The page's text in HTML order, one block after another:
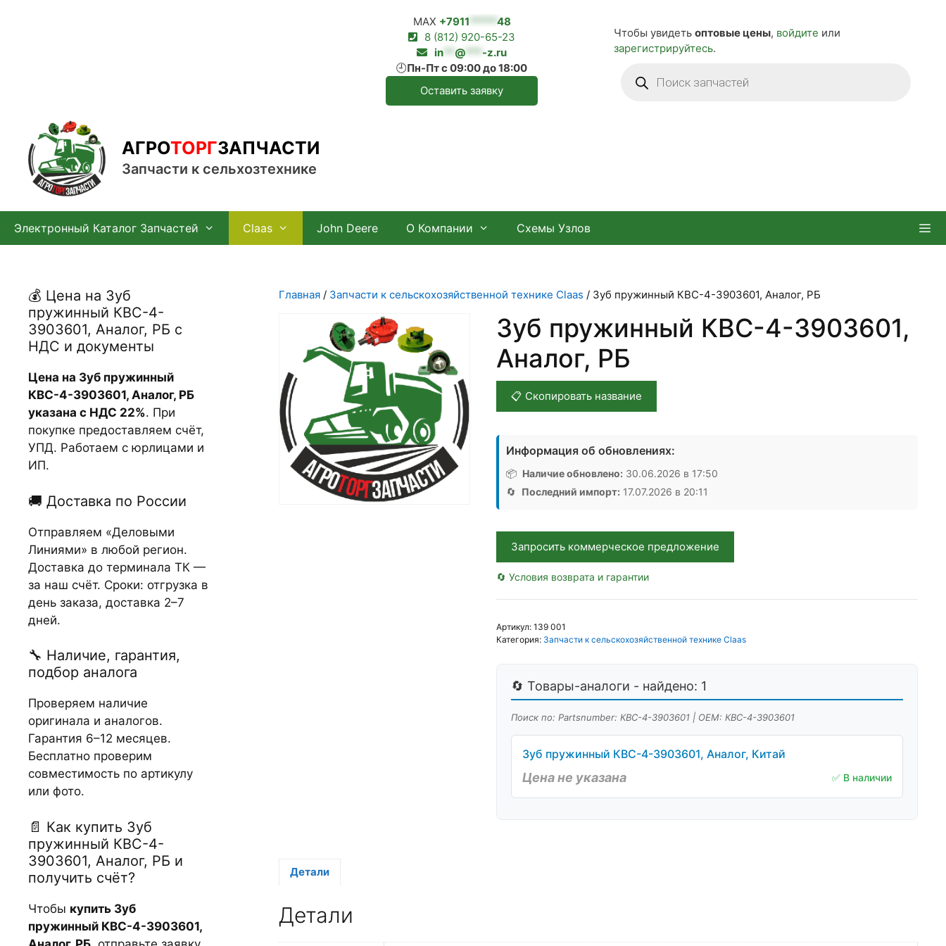
MAX +7911 *****48
8 (812) 920-65-23
in ** @ *** -z.ru
🕘Пн-Пт с 09:00 до 18:00
Оставить заявку
Чтобы увидеть оптовые цены, войдите или
зарегистрируйтесь.
товаров
АГРОТОРГЗАПЧАСТИ
Запчасти к сельхозтехнике
Электронный Каталог Запчастей Claas John Deere О Компании Схемы Узлов
Главная / Запчасти к сельскохозяйственной технике Claas / Зуб пружинный КВС-4-3903601, Аналог, РБ
Зуб пружинный КВС-4-3903601,
Аналог, РБ
📋 Скопировать название
Информация об обновлениях:
📦 Наличие обновлено: 30.06.2026 в 17:50
🔄 Последний импорт: 17.07.2026 в 20:11
Запросить коммерческое предложение
🔄 Условия возврата и гарантии
Артикул: 139 001
Категория: Запчасти к сельскохозяйственной технике Claas
🔄 Товары-аналоги - найдено: 1
Поиск по: Partsnumber: КВС-4-3903601 | OEM: КВС-4-3903601
Зуб пружинный КВС-4-3903601, Аналог, Китай
Цена не указана ✅ В наличии
Детали
Детали
💰 Цена на Зуб
пружинный КВС-4-
3903601, Аналог, РБ с
НДС и документы
Цена на Зуб пружинный
КВС-4-3903601, Аналог, РБ
указана с НДС 22%. При
покупке предоставляем счёт,
УПД. Работаем с юрлицами и
ИП.
🚚 Доставка по России
Отправляем «Деловыми
Линиями» в любой регион.
Доставка до терминала ТК —
за наш счёт. Сроки: отгрузка в
день заказа, доставка 2–7
дней.
🔧 Наличие, гарантия,
подбор аналога
Проверяем наличие
оригинала и аналогов.
Гарантия 6–12 месяцев.
Бесплатно проверим
совместимость по артикулу
или фото.
📄 Как купить Зуб
пружинный КВС-4-
3903601, Аналог, РБ и
получить счёт?
Чтобы купить Зуб
пружинный КВС-4-3903601,